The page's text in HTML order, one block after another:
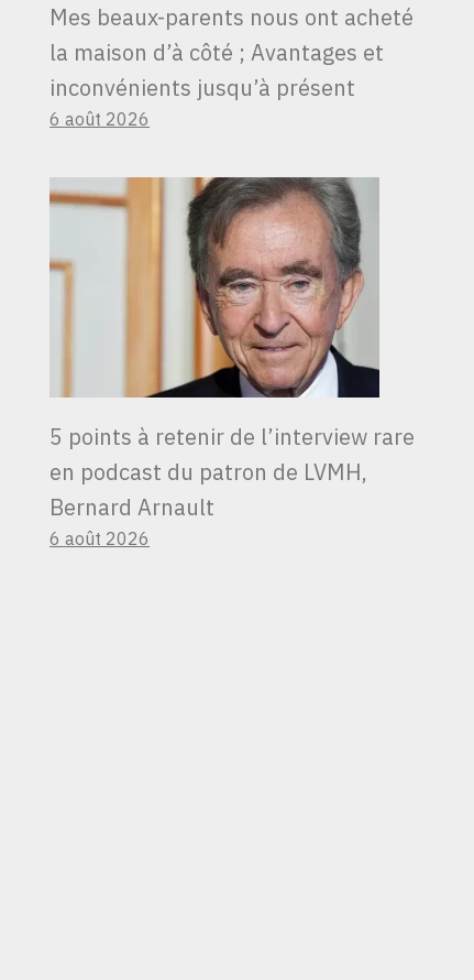
Mes beaux-parents nous ont acheté
la maison d’à côté ; Avantages et
inconvénients jusqu’à présent
6 août 2026
5 points à retenir de l’interview rare
en podcast du patron de LVMH,
Bernard Arnault
6 août 2026